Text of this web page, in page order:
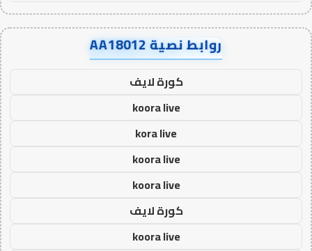
روابط نصية AA18012
كورة لايف
koora live
kora live
koora live
koora live
كورة لايف
koora live